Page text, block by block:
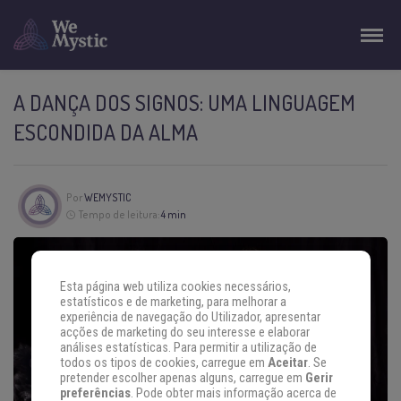
A DANÇA DOS SIGNOS: UMA LINGUAGEM
ESCONDIDA DA ALMA
PorWEMYSTIC
Tempo de leitura:4 min
Esta página web utiliza cookies necessários,
estatísticos e de marketing, para melhorar a
experiência de navegação do Utilizador, apresentar
acções de marketing do seu interesse e elaborar
análises estatísticas. Para permitir a utilização de
todos os tipos de cookies, carregue em Aceitar. Se
pretender escolher apenas alguns, carregue em Gerir
preferências. Pode obter mais informação acerca de